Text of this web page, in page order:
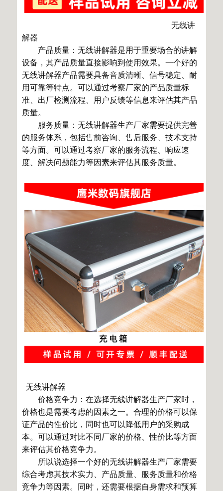
无线讲
解器
产品质量：无线讲解器是用于重要场合的讲解
设备，其产品质量直接影响到使用效果。一个好的
无线讲解器产品需要具备音质清晰、信号稳定、耐
用可靠等特点。可以通过考察厂家的产品质量标
准、出厂检测流程、用户反馈等信息来评估其产品
质量。
服务质量：无线讲解器生产厂家需要提供完善
的服务体系，包括售前咨询、售后服务、技术支持
等方面。可以通过考察厂家的服务流程、响应速
度、解决问题能力等因素来评估其服务质量。
无线讲解器
价格竞争力：在选择无线讲解器生产厂家时，
价格也是需要考虑的因素之一。合理的价格可以保
证产品的性价比，同时也可以降低用户的采购成
本。可以通过对比不同厂家的价格、性价比等方面
来评估其价格竞争力。
所以说选择一个好的无线讲解器生产厂家需要
综合考虑其技术实力、产品质量、服务质量和价格
竞争力等因素。同时，还需要根据自身需求和预算